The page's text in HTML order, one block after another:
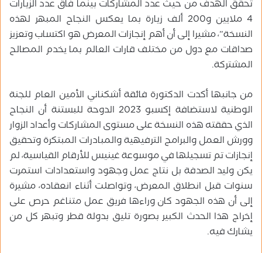
تحقق الهدف من حيث عدد المشاركات بينما فاق عدد الزيارات
4 ملايين و200 ألف زيارة بما يعكس النجاح المبهر لهذه
النسخة”، مشيرا إلى أن أهم إنجازات المعرض هو اكتساب وتعزيز
صداقات مع دول من مختلف قارات العالم بما يخدم المصالح
المشتركة.
من جانبها أكدت الدكتورة فائقة أشكناني الأمين العام للجنة
الوطنية لاستضافة إكسبو 2023 الدوحة للبستنة أن النجاح
الذي حققته هذه النسخة على مستوى المشاركات وأعداد الزوار
وورش العمل والبرامج الترفيهية والمبادرات المبتكرة وتحقيق
إنجازات تم تسجيلها في موسوعة غينيس للأرقام القياسية، لم
يكن وليد الصدفة بل نتاج عمل وجهود واستعدادات استمرت
سنوات قبل انطلاق المعرض، وتواصلت أثناء انعقاده، مشيرة
إلى أن هذه الجهود كان وراءها فريق عمل متناغم حرص على
إخراج هذا الحدث الكبير بصورة تليق بدولة قطر وتبهر كل من
يشارك فيه.